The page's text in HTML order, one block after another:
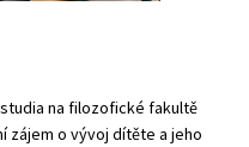
na filozofické fakultě
zájem o vývoj dítěte a jeho